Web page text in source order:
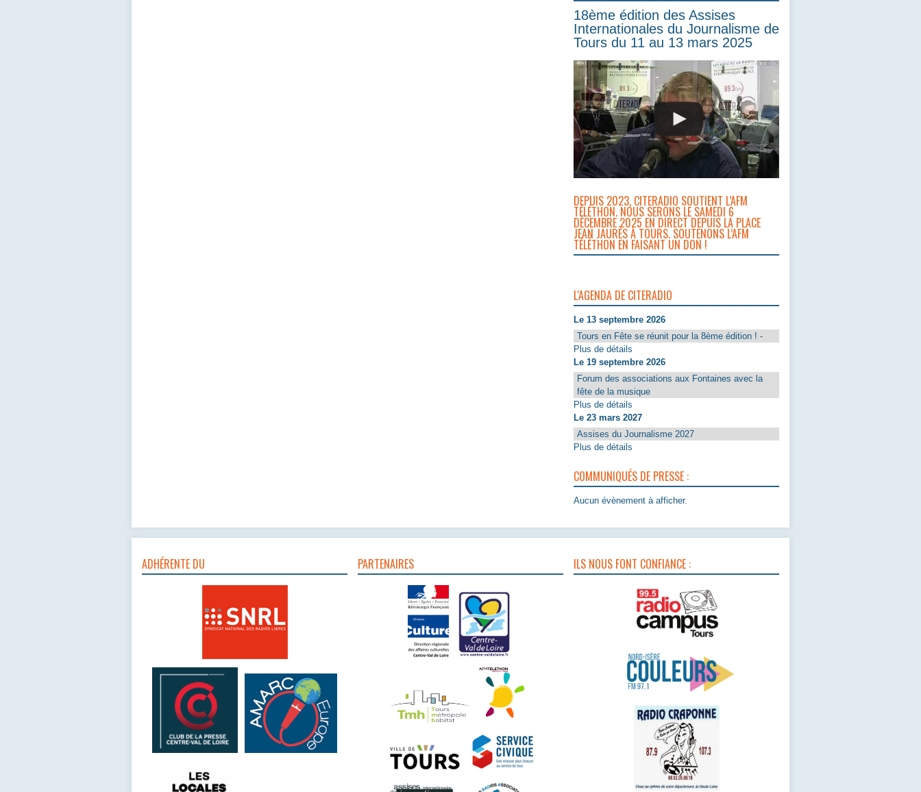
18ème édition des Assises
Internationales du Journalisme de
Tours du 11 au 13 mars 2025
DEPUIS 2023, CITERADIO SOUTIENT L’AFM
TÉLÉTHON. NOUS SERONS LE SAMEDI 6
DÉCEMBRE 2025 EN DIRECT DEPUIS LA PLACE
JEAN JAURÈS À TOURS. SOUTENONS L’AFM
TÉLÉTHON EN FAISANT UN DON !
L'AGENDA DE CITERADIO
Le 13 septembre 2026
Tours en Fête se réunit pour la 8ème édition ! -
Plus de détails
Le 19 septembre 2026
Forum des associations aux Fontaines avec la
fête de la musique
Plus de détails
Le 23 mars 2027
Assises du Journalisme 2027
Plus de détails
COMMUNIQUÉS DE PRESSE :
Aucun évènement à afficher.
ADHÉRENTE DU PARTENAIRES ILS NOUS FONT CONFIANCE :